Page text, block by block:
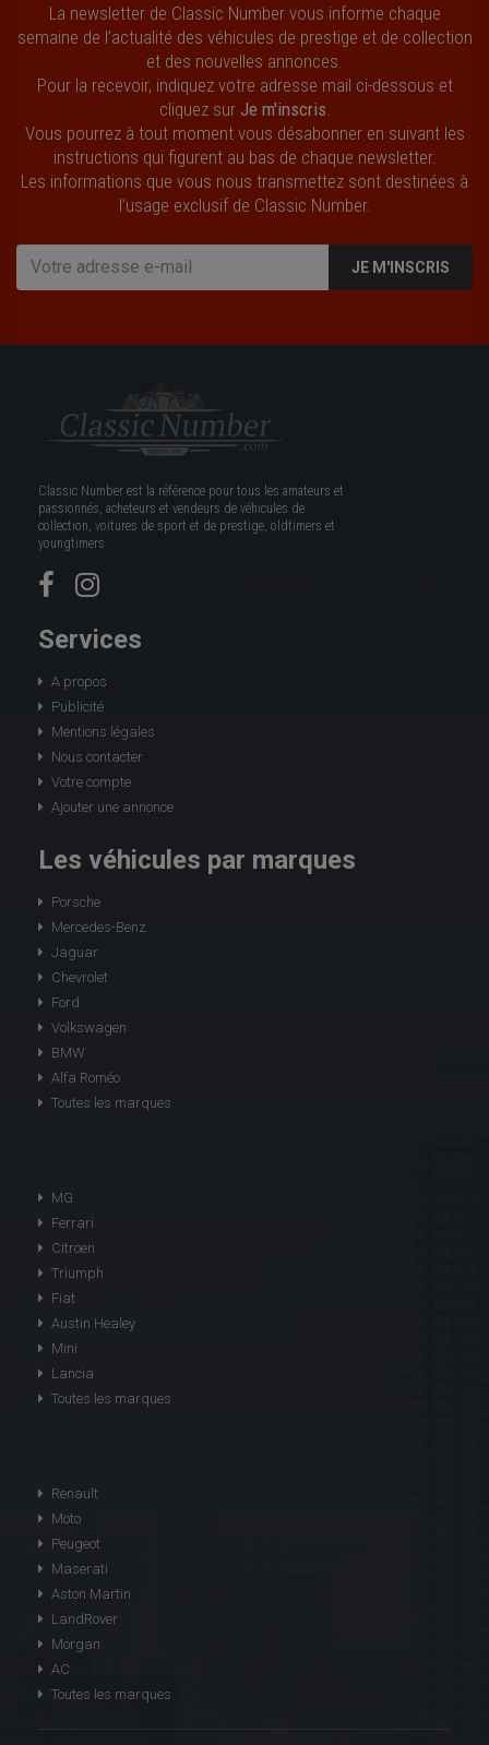
La newsletter de Classic Number vous informe chaque
semaine de l’actualité des véhicules de prestige et de collection
et des nouvelles annonces.
Pour la recevoir, indiquez votre adresse mail ci-dessous et
cliquez sur Je m'inscris
Vous pourrez à tout moment vous désabonner en suivant les
instructions qui figurent au bas de chaque newsletter.
Les informations que vous nous transmettez sont destinées à
l’usage exclusif de Classic Number.
JE M'INSCRIS
Classic Number est la référence pour tous les amateurs et
passionnés, acheteurs et vendeurs de véhicules de
collection, voitures de sport et de prestige, oldtimers et
youngtimers.
Services
A propos
Publicité
Mentions légales
Nous contacter
Votre compte
Ajouter une annonce
Les véhicules par marques
Porsche
Mercedes-Benz
Jaguar
Chevrolet
Ford
Volkswagen
BMW
Alfa Roméo
Toutes les marques
MG
Ferrari
Citroen
Triumph
Fiat
Austin Healey
Mini
Lancia
Toutes les marques
Renault
Moto
Peugeot
Maserati
Aston Martin
LandRover
Morgan
AC
Toutes les marques